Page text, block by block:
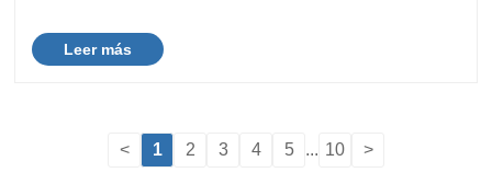
Leer más
< 1 2 3 4 5 ... 10 >